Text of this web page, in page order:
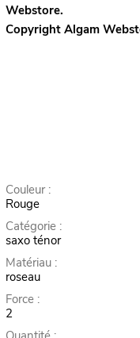
Webstore.
Copyright Algam
Couleur :
Rouge
Catégorie :
saxo ténor
Matériau :
roseau
Force :
2